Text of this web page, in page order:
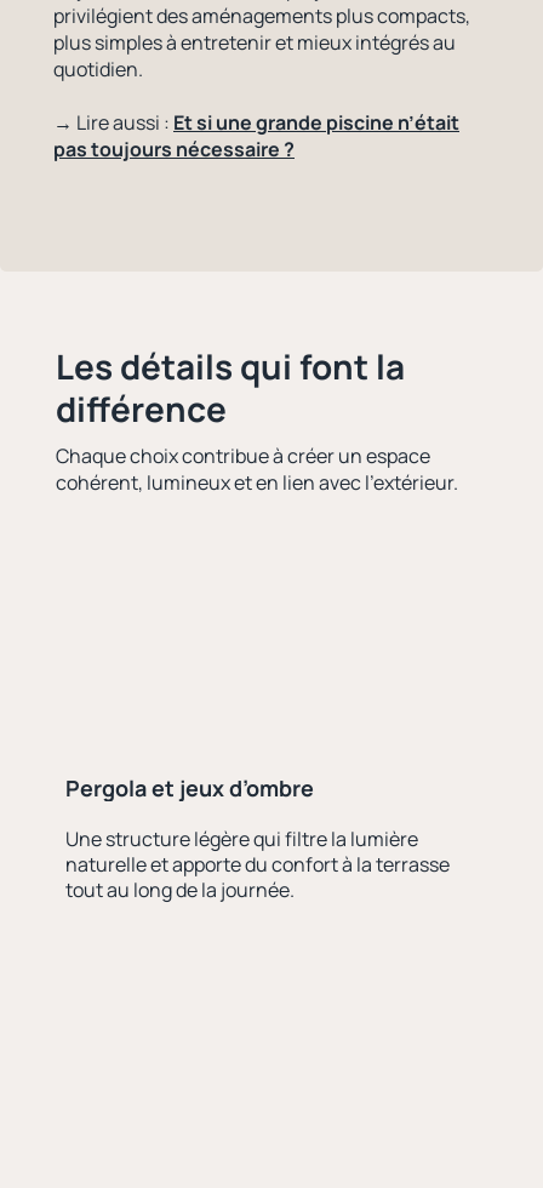
privilégient des aménagements plus compacts,
plus simples à entretenir et mieux intégrés au
quotidien.
→ Lire aussi : Et si une grande piscine n’était
pas toujours nécessaire ?
Les détails qui font la
différence
Chaque choix contribue à créer un espace
cohérent, lumineux et en lien avec l’extérieur.
Pergola et jeux d’ombre
Une structure légère qui filtre la lumière
naturelle et apporte du confort à la terrasse
tout au long de la journée.